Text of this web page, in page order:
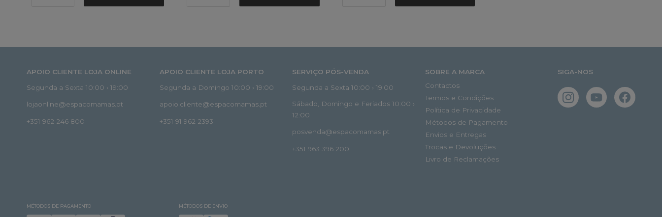
APOIO CLIENTE LOJA ONLINE
Segunda a Sexta 10:00 › 19:00
lojaonline@espacomamas.pt
+351 962 246 800
APOIO CLIENTE LOJA PORTO
Segunda a Domingo 10:00 › 19:00
apoio.cliente@espacomamas.pt
+351 91 962 2393
SERVIÇO PÓS-VENDA
Segunda a Sexta 10:00 › 19:00
Sábado, Domingo e Feriados 10:00 ›
12:00
posvenda@espacomamas.pt
+351 963 396 200
SOBRE A MARCA
Contactos
Termos e Condições
Política de Privacidade
Métodos de Pagamento
Envios e Entregas
Trocas e Devoluções
Livro de Reclamações
SIGA-NOS
MÉTODOS DE PAGAMENTO MÉTODOS DE ENVIO